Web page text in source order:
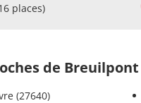
places)
de Breuilpont
(27640)